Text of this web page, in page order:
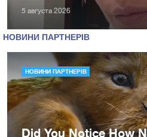
5 августа 2026